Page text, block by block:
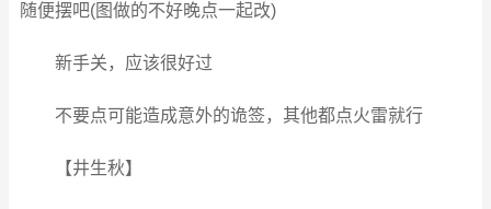
随便摆吧(图做的不好晚点一起改)
新手关，应该很好过
不要点可能造成意外的诡签，其他都点火雷就行
【井生秋】